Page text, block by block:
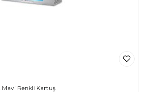
Mavi Renkli Kartuş